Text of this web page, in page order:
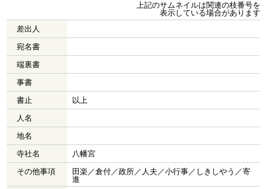
上記のサムネイルは関連の枝番号を
表示している場合があります
差出人
宛名書
端裏書
事書
書止
以上
人名
地名
寺社名
八幡宮
その他事項
田楽／倉付／政所／人夫／小行事／しきしやう／寄
進